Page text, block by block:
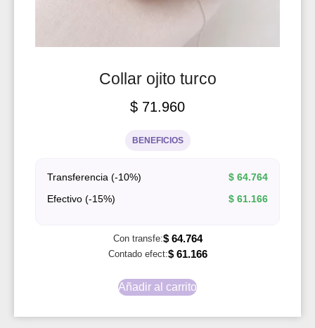
Collar ojito turco
$ 71.960
BENEFICIOS
Transferencia (-10%) $ 64.764
Efectivo (-15%)
$ 61.166
Con transfe:$64.764
Contado efect:$61.166
Añadir al carrito